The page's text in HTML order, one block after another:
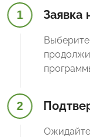
1 Заявка
2